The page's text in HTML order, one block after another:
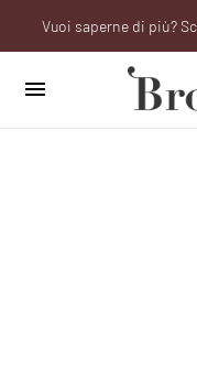
We will be
Vuoi saperne di più?
Sei un